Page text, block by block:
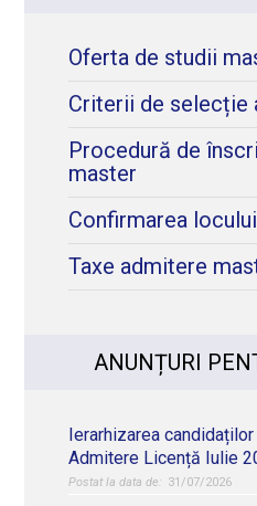
Oferta de studii
Criterii de selecție
Procedură de
master
Confirmarea
Taxe admitere
ANUNȚURI
Ierarhizarea
Admitere Licență Iulie
31/07/2026